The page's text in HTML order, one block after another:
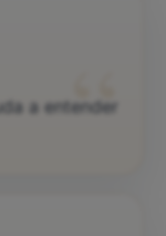
“
a entender